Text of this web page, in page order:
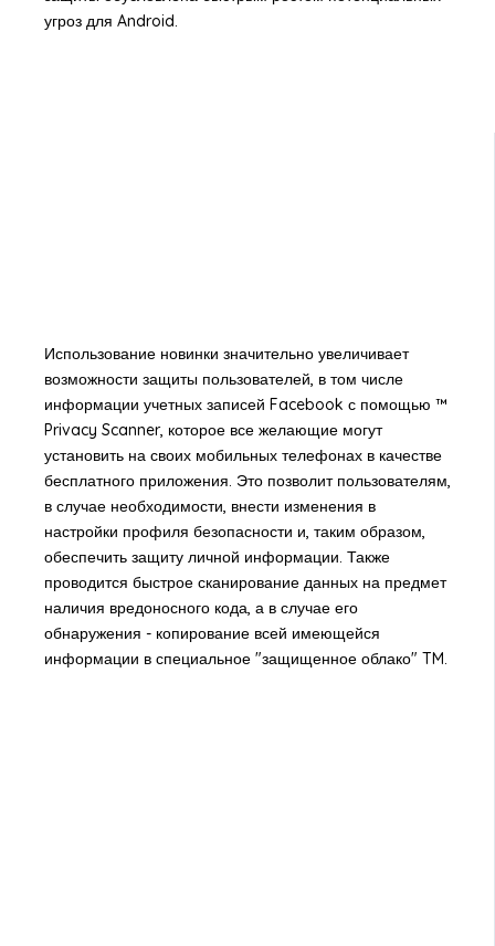
угроз для Android.
Использование новинки значительно увеличивает
возможности защиты пользователей, в том числе
информации учетных записей Facebook с помощью ™
Privacy Scanner, которое все желающие могут
установить на своих мобильных телефонах в качестве
бесплатного приложения. Это позволит пользователям,
в случае необходимости, внести изменения в
настройки профиля безопасности и, таким образом,
обеспечить защиту личной информации. Также
проводится быстрое сканирование данных на предмет
наличия вредоносного кода, а в случае его
обнаружения - копирование всей имеющейся
информации в специальное "защищенное облако" TM.